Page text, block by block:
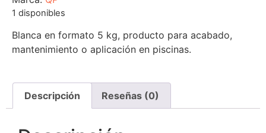
1 disponibles
Blanca en formato 5 kg, producto para acabado,
mantenimiento o aplicación en piscinas.
Descripción Reseñas (0)